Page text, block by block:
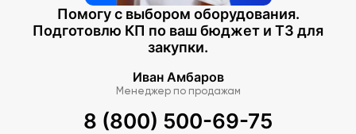
Помогу с выбором оборудования.
Подготовлю КП по ваш бюджет и ТЗ для
закупки.
Иван Амбаров
Менеджер по продажам
8 (800) 500-69-75